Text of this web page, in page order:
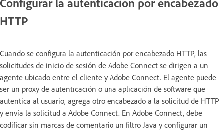
HTTP
Cuando se configura la autenticación por encabezado HTTP, las
solicitudes de inicio de sesión de Adobe Connect se dirigen a un
agente ubicado entre el cliente y Adobe Connect. El agente puede
ser un proxy de autenticación o una aplicación de software que
autentica al usuario, agrega otro encabezado a la solicitud de HTTP
y envía la solicitud a Adobe Connect. En Adobe Connect, debe
codificar sin marcas de comentario un filtro Java y configurar un